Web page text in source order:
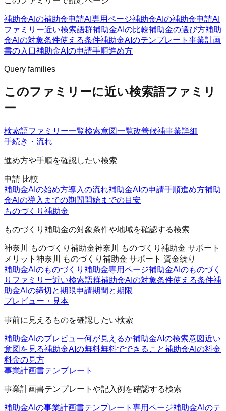
補助金AIの補助金申請AI 専用ページ補助金AIの補助金申請AI
ファミリー近い検索語群補助金AIの比較補助金の選び方補助
金AIの対象条件使える条件補助金AIのテンプレート 事業計画
書の入口補助金AIの申請手順進め方
Query families
このファミリーに近い検索語ファミリ
ー
検索語ファミリー一覧検索意図一覧改善候補事業詳細
手続き・流れ
進め方や手順を確認したい検索
申請 比較
補助金AIの始め方導入の流れ補助金AIの申請手順進め方補助
金AIの導入までの期間 開始までの目安
ものづくり補助金
ものづくり補助金の対象条件や地域を確認する検索
神奈川 ものづくり補助金神奈川 ものづくり補助金 サポート
メリット 神奈川 ものづくり補助金 サポート 資金繰り
補助金AIのものづくり補助金専用ページ補助金AIのものづく
りファミリー近い検索語群補助金AIの対象条件使える条件補
助金AIの締切と期限申請期間と期限
プレビュー・見本
事前に見えるものを確認したい検索
補助金AIのプレビュー何が見えるか補助金AIの検索意図近い
意図を見る補助金AIの無料無料でできること補助金AIの料金
料金の見方
事業計画書テンプレート
事業計画書テンプレートや記入例を確認する検索
補助金AIの事業計画書テンプレート 専用ページ補助金AIのテ